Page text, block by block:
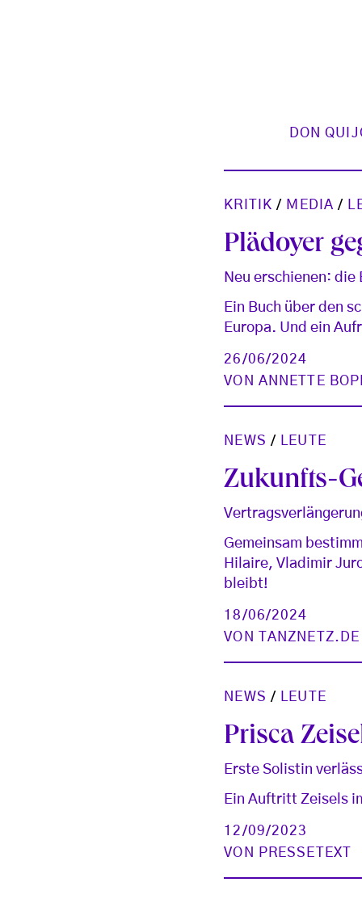
DON
KRITIK / MEDIA /
Plädoyer
Neu erschienen: die
Ein Buch über den
Europa. Und ein
26/06/2024
VON ANNETTE
NEWS / LEUTE
Zukunfts-
Gemeinsam
Hilaire, Vladimir
bleibt!
18/06/2024
VON
NEWS / LEUTE
Prisca
Erste Solistin
Ein Auftritt Zeisels
12/09/2023
VON
PRESSETEXT